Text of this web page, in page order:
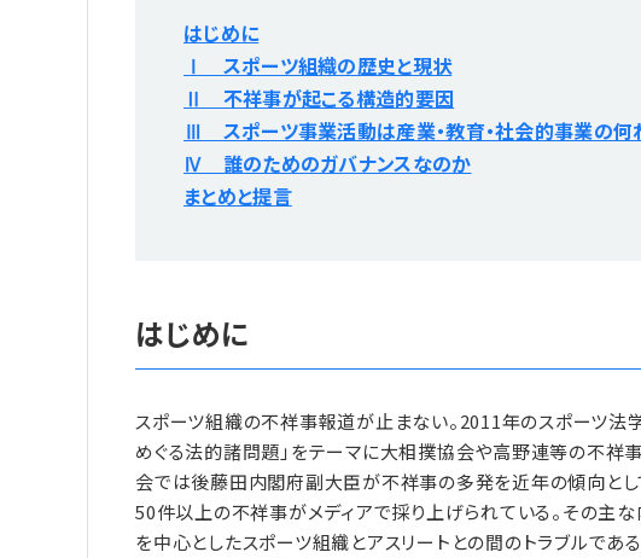
はじめに
Ⅰ スポーツ組織の歴史と現状
Ⅱ 不祥事が起こる構造的要因
Ⅲ スポーツ事業活動は産業・教育・社会的事業の何
Ⅳ 誰のためのガバナンスなのか
まとめと提言
はじめに
スポーツ組織の不祥事報道が止まない。2011年のスポーツ法
めぐる法的諸問題」をテーマに大相撲協会や高野連等の不祥
会では後藤田内閣府副大臣が不祥事の多発を近年の傾向とし
50件以上の不祥事がメディアで採り上げられている。その主
を中心としたスポーツ組織とアスリートとの間のトラブルである